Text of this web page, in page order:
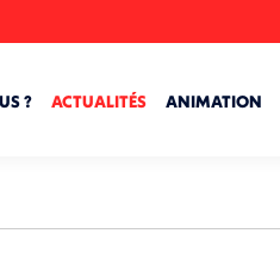
? ACTUALITÉS ANIMATION